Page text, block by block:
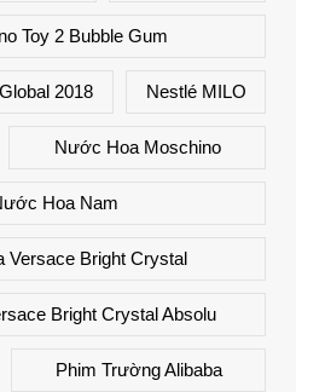
Toy 2 Bubble Gum
2018 Nestlé MILO
Nước Hoa Moschino
Hoa Nam
Versace Bright Crystal
Bright Crystal Absolu
Phim Trường Alibaba